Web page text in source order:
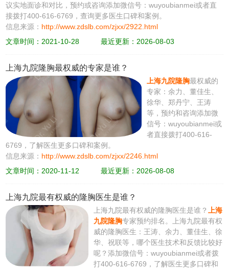
议实地面诊和对比，预约或咨询添加微信号：wuyoubianmei或者直
接拨打400-616-6769，查询更多医生口碑和案例。
信息来源： http://www.zdslb.com/zjxx/2922.html
文章时间：2021-10-28
最近更新：2026-08-03
上海九院隆胸最权威的专家是谁？
上海九院隆胸最权威的
专家：余力、董佳生、
徐华、郑丹宁、王涛
等，预约和咨询添加微
信号：wuyoubianmei或
者直接拨打400-616-
6769，了解医生更多口碑和案例。
信息来源： http://www.zdslb.com/zjxx/2246.html
文章时间：2020-11-12
最近更新：2026-08-08
上海九院最有权威的隆胸医生是谁？
上海九院最有权威的隆胸医生是谁？
上海
九院隆胸专家预约排名。上海九院最有权
威的隆胸医生：王涛、余力、董佳生、徐
华、祝联等，哪个医生技术和反馈比较好
呢？添加微信号：wuyoubianmei或者拨
打400-616-6769，了解医生更多口碑和